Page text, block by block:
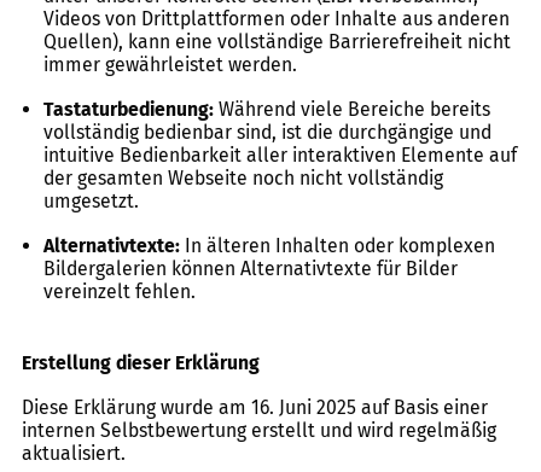
Videos von Drittplattformen oder Inhalte aus anderen
Quellen), kann eine vollständige Barrierefreiheit nicht
immer gewährleistet werden.
Tastaturbedienung: Während viele Bereiche bereits
vollständig bedienbar sind, ist die durchgängige und
intuitive Bedienbarkeit aller interaktiven Elemente auf
der gesamten Webseite noch nicht vollständig
umgesetzt.
Alternativtexte: In älteren Inhalten oder komplexen
Bildergalerien können Alternativtexte für Bilder
vereinzelt fehlen.
Erstellung dieser Erklärung
Diese Erklärung wurde am 16. Juni 2025 auf Basis einer
internen Selbstbewertung erstellt und wird regelmäßig
aktualisiert.